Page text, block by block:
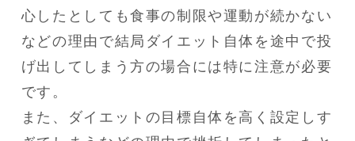
心したとしても食事の制限や運動が続かない
などの理由で結局ダイエット自体を途中で投
げ出してしまう方の場合には特に注意が必要
です。
また、ダイエットの目標自体を高く設定しす